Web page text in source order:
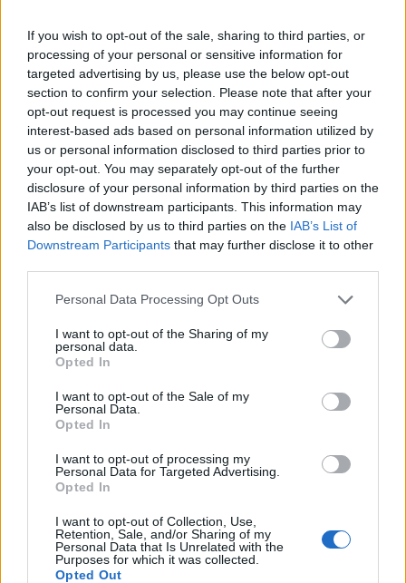
If you wish to opt-out of the sale, sharing to third parties, or
processing of your personal or sensitive information for
targeted advertising by us, please use the below opt-out
section to confirm your selection. Please note that after your
opt-out request is processed you may continue seeing
interest-based ads based on personal information utilized by
us or personal information disclosed to third parties prior to
your opt-out. You may separately opt-out of the further
disclosure of your personal information by third parties on the
IAB’s list of downstream participants. This information may
also be disclosed by us to third parties on the IAB’s List of
Downstream Participants that may further disclose it to other
Personal Data Processing Opt Outs
I want to opt-out of the Sharing of my
personal data.
Opted In
I want to opt-out of the Sale of my
Personal Data.
Opted In
I want to opt-out of processing my
Personal Data for Targeted Advertising.
Opted In
I want to opt-out of Collection, Use,
Retention, Sale, and/or Sharing of my
Personal Data that Is Unrelated with the
Purposes for which it was collected.
Opted Out
ΠΡΩΤΟΒΟΥΛΙΑ ΕΛΛΑΔΙΚΑ ΜΑΣ
ΠΕΡΙΣΣΟΤΕΡΑ ΣΤΗΝ ΙΔΙΑ ΚΑΤΗΓΟΡΙΑ
29 Ιανουαρίου 2024
τεστ για το burnout τον Φεβρουάριο
ΣΧΕΤΙΚΑ ΑΡΘΡΑ